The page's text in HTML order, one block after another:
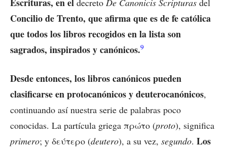
Concilio de Trento, que afirma que es de fe católica
que todos los libros recogidos en la lista son
sagrados, inspirados y canónicos.9
Desde entonces, los libros canónicos pueden
clasificarse en protocanónicos y deuterocanónicos,
continuando así nuestra serie de palabras poco
conocidas. La partícula griega πρώτο (proto), significa
primero; y δεύτερο (deutero), a su vez, segundo. Los